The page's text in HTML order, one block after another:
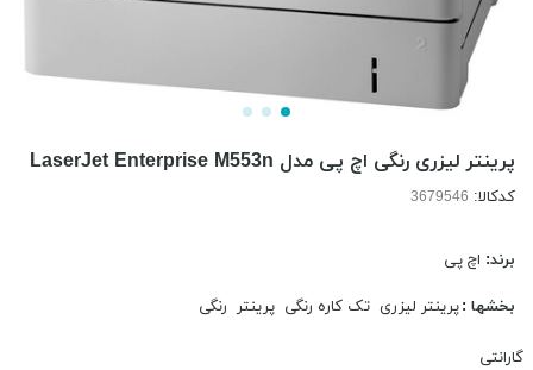
پرینتر لیزری رنگی اچ پی مدل LaserJet Enterprise M553n
کدکالا:
برند: اچ پی
بخشها :پرینتر لیزری تک کاره رنگی پرینتر رنگی
گارانتی